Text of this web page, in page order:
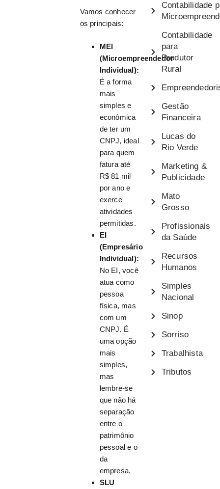
Vamos conhecer
os principais:
MEI
(Microempreendedor
Individual):
É a forma
mais
simples e
econômica
de ter um
CNPJ, ideal
para quem
fatura até
R$ 81 mil
por ano e
exerce
atividades
permitidas.
EI
(Empresário
Individual):
No EI, você
atua como
pessoa
física, mas
com um
CNPJ. É
uma opção
mais
simples,
mas
lembre-se
que não há
separação
entre o
patrimônio
pessoal e o
da
empresa.
SLU
Contabilidade
Contabilidade
para
Produtor
Rural
Gestão
Financeira
Lucas do
Rio Verde
Marketing &
Publicidade
Mato
Grosso
Profissionais
da Saúde
Recursos
Humanos
Simples
Nacional
Sinop
Sorriso
Trabalhista
Tributos